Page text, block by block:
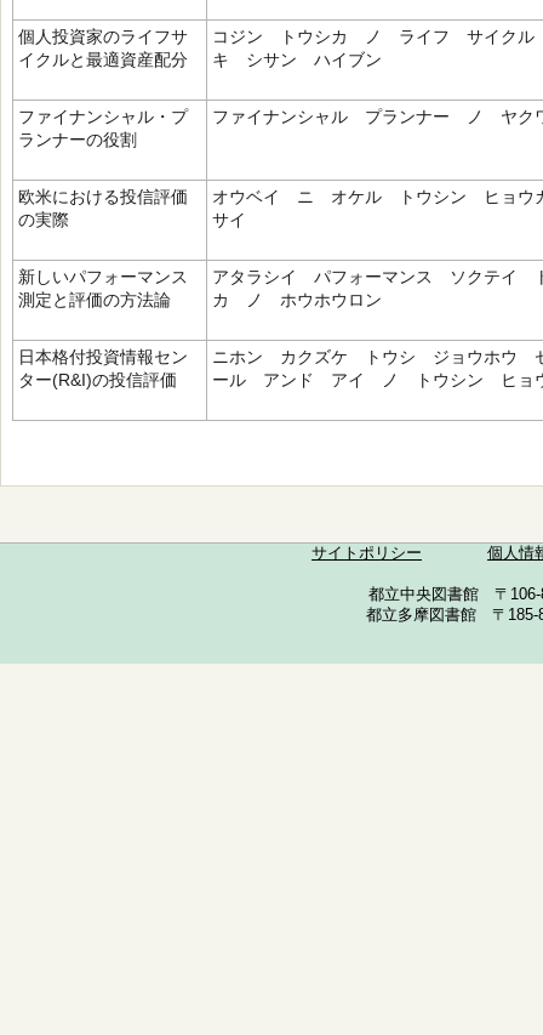
個人投資家のライフサ
イクルと最適資産配分
コジン トウシカ ノ ライフ サイク
キ シサン ハイブン
ファイナンシャル・プ
ランナーの役割
ファイナンシャル プランナー ノ ヤク
欧米における投信評価
の実際
オウベイ ニ オケル トウシン ヒョ
サイ
新しいパフォーマンス
測定と評価の方法論
アタラシイ パフォーマンス ソクテイ
カ ノ ホウホウロン
日本格付投資情報セン
ター(R&I)の投信評価
ニホン カクズケ トウシ ジョウホウ
ール アンド アイ ノ トウシン ヒョ
サイトポリシー 個人情
都立中央図書館 〒
都立多摩図書館 〒185-